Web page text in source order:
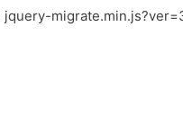
jquery-